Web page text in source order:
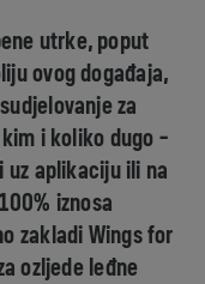
utrke, poput
ovog događaja,
za
i koliko dugo –
uz aplikaciju ili na
iznosa
zakladi Wings for
ozljede leđne